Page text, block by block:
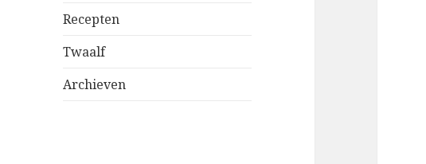
Recepten
Twaalf
Archieven